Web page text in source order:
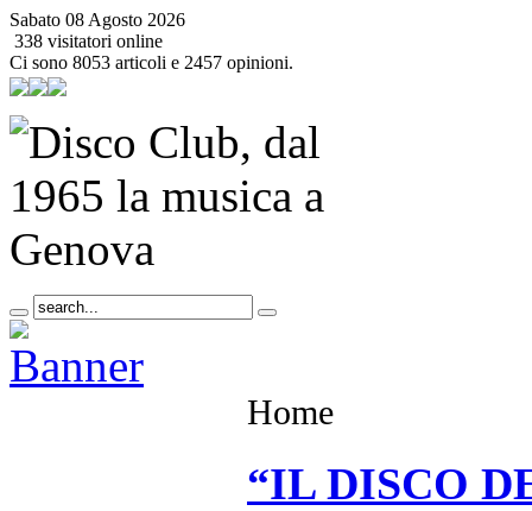
Sabato 08 Agosto 2026
338 visitatori online
Ci sono 8053 articoli e 2457 opinioni.
Home
“IL DISCO